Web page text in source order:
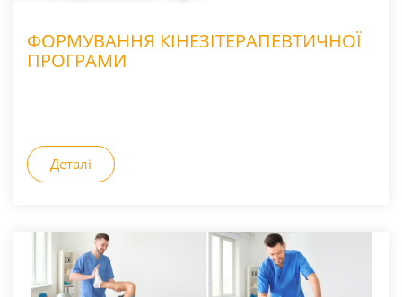
ФОРМУВАННЯ КІНЕЗІТЕРАПЕВТИЧНОЇ
ПРОГРАМИ
Деталі